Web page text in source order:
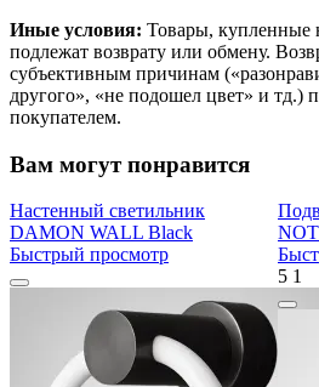
Иные условия: Товары, купленные
подлежат возврату или обмену.
субъективным причинам
другого», «не подошел цвет» и тд.)
покупателем.
Вам могут понравится
Настенный светильник
DAMON WALL Black
Быстрый просмотр
5 1